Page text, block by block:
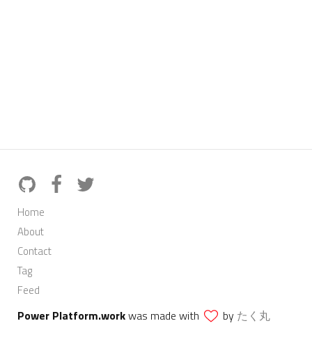
Home
About
Contact
Tag
Feed
Power Platform.workwas made with by たく丸